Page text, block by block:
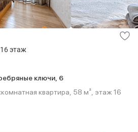
этаж
ключи, 6
квартира, 58 м², этаж 16